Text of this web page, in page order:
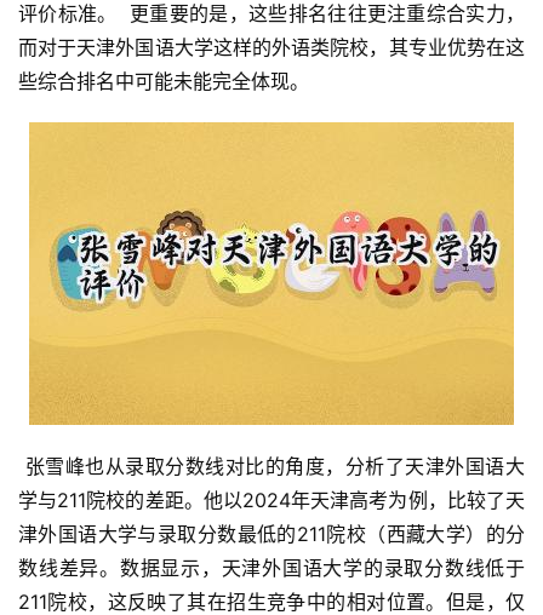
评价标准。  更重要的是，这些排名往往更注重综合实力，
而对于天津外国语大学这样的外语类院校，其专业优势在这
些综合排名中可能未能完全体现。
学与211院校的差距。他以2024年天津高考为例，比较了天
津外国语大学与录取分数最低的211院校（西藏大学）的分
数线差异。数据显示，天津外国语大学的录取分数线低于
211院校，这反映了其在招生竞争中的相对位置。但是，仅